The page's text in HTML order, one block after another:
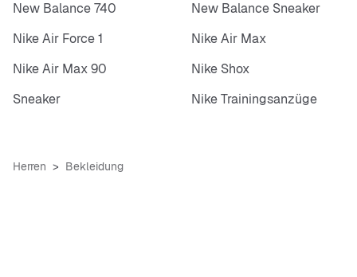
New Balance 740
New Balance Sneaker
Nike Air Force 1
Nike Air Max
Nike Air Max 90
Nike Shox
Sneaker
Nike Trainingsanzüge
Herren Bekleidung